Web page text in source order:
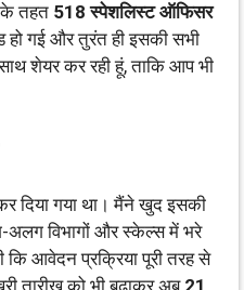
के तहत 518 स्पेशलिस्ट ऑफिसर
हो गई और तुरंत ही इसकी सभी
शेयर कर रही हूं, ताकि आप भी
दिया गया था। मैंने खुद इसकी
अलग विभागों और स्केल्स में भरे
आवेदन प्रक्रिया पूरी तरह से
तारीख को भी बढ़ाकर अब 21